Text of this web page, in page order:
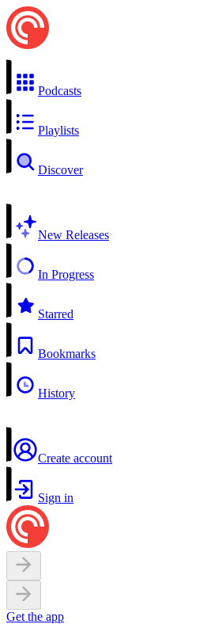
Podcasts
Playlists
Discover
New Releases
In Progress
Starred
Bookmarks
History
Create account
Sign in
Get the app